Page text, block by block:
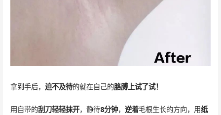
拿到手后， 迫不及待的就在自己的胳膊上试了试！
用自带的刮刀轻轻抹开，静待8分钟， 逆着毛根生长的方向，用纸